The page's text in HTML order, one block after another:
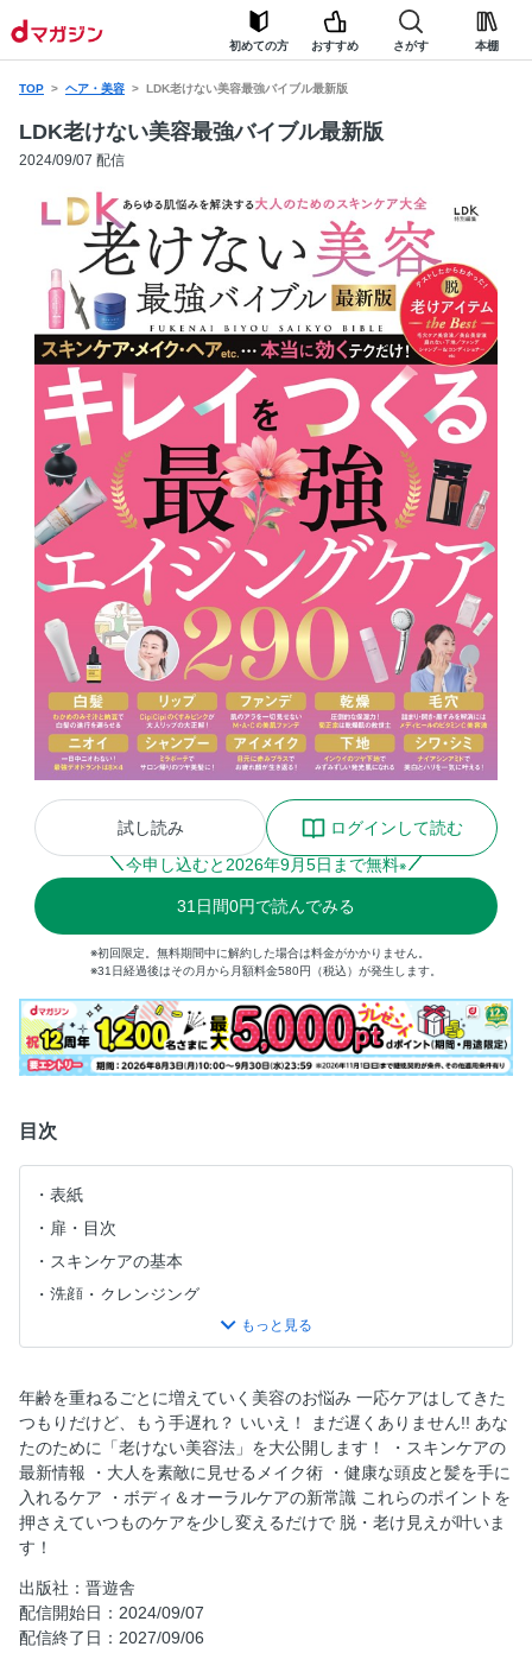
初めての方 おすすめ さがす 本棚
TOP ヘア・美容 LDK老けない美容最強バイブル最新版
LDK老けない美容最強バイブル最新版
2024/09/07 配信
試し読み
ログインして読む
今申し込むと 2026年9月5日まで無料※
31 日間0円で読んでみる
※初回限定。無料期間中に解約した場合は料金がかかりません。
※31日経過後はその月から月額料金580円（税込）が発生します。
目次
表紙
扉・目次
スキンケアの基本
洗顔・クレンジング
美白・シワケア
老け見えしないベースメイク
老け見えしないアイメイク
老け見えしない眉メイク
老け見えしないリップメイク
頭皮ケア
洗い方・シャンプー選び
年齢を重ねるごとに増えていく美容のお悩み 一応ケアはしてきた
つもりだけど、もう手遅れ？ いいえ！ まだ遅くありません!! あな
たのために「老けない美容法」を大公開します！ ・スキンケアの
最新情報 ・大人を素敵に見せるメイク術 ・健康な頭皮と髪を手に
入れるケア ・ボディ＆オーラルケアの新常識 これらのポイントを
押さえていつものケアを少し変えるだけで 脱・老け見えが叶いま
す！
出版社：晋遊舎
配信開始日：2024/09/07
配信終了日：2027/09/06